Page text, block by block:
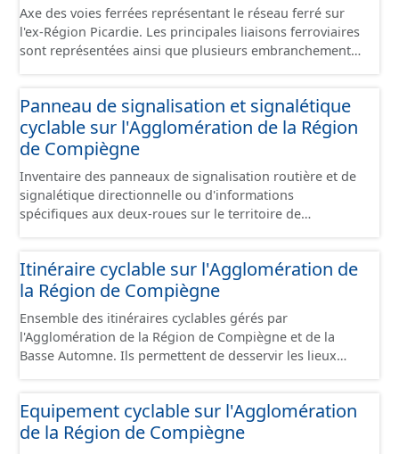
Axe des voies ferrées représentant le réseau ferré sur
l'ex-Région Picardie. Les principales liaisons ferroviaires
sont représentées ainsi que plusieurs embranchements
sont désaffectées mais sont toujours physiquement
présentes sur le terrain.
Panneau de signalisation et signalétique
cyclable sur l'Agglomération de la Région
de Compiègne
Inventaire des panneaux de signalisation routière et de
signalétique directionnelle ou d'informations
spécifiques aux deux-roues sur le territoire de
de panneaux (PANO) en cours de réalisation. Cet
inventaire est en cours, la donnée n'est donc pas
exhaustive.
Itinéraire cyclable sur l'Agglomération de
la Région de Compiègne
Ensemble des itinéraires cyclables gérés par
l'Agglomération de la Région de Compiègne et de la
Basse Automne. Ils permettent de desservir les lieux
touristiques, etc.) dans de bonnes conditions. Ils
peuvent emprunter tout type de voies sécurisées : voie
verte, piste cyclable, voie à faible trafic motorisé, et en
Equipement cyclable sur l'Agglomération
de la Région de Compiègne